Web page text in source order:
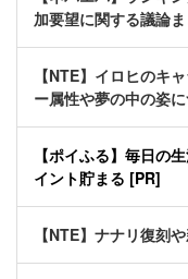
加要望に関する議論
【NTE】イロヒのキ
ー属性や夢の中の姿
【ポイふる】毎日の
イント貯まる [PR]
【NTE】ナナリ復刻